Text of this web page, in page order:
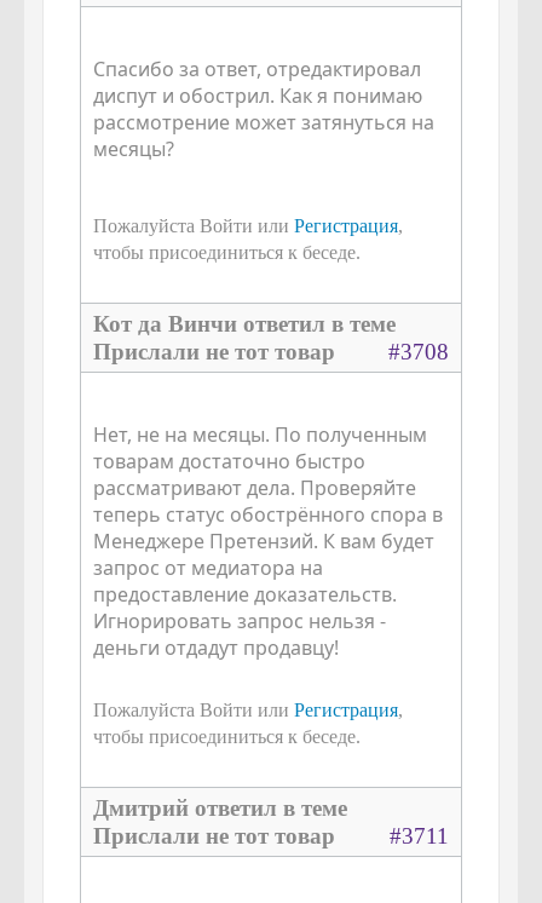
Спасибо за ответ, отредактировал
диспут и обострил. Как я понимаю
рассмотрение может затянуться на
месяцы?
Пожалуйста Войти или Регистрация,
чтобы присоединиться к беседе.
Кот да Винчи ответил в теме
Прислали не тот товар
#3708
Нет, не на месяцы. По полученным
товарам достаточно быстро
рассматривают дела. Проверяйте
теперь статус обострённого спора в
Менеджере Претензий. К вам будет
запрос от медиатора на
предоставление доказательств.
Игнорировать запрос нельзя -
деньги отдадут продавцу!
Пожалуйста Войти или Регистрация,
чтобы присоединиться к беседе.
Дмитрий ответил в теме
Прислали не тот товар
#3711